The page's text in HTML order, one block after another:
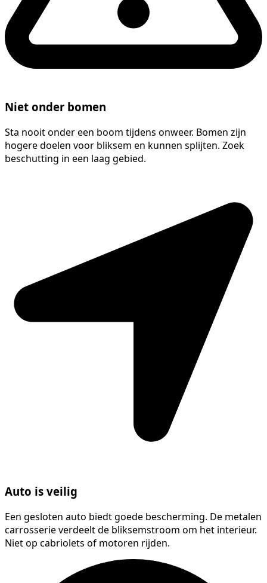
Niet onder bomen
Sta nooit onder een boom tijdens onweer. Bomen zijn
hogere doelen voor bliksem en kunnen splijten. Zoek
beschutting in een laag gebied.
Auto is veilig
Een gesloten auto biedt goede bescherming. De metalen
carrosserie verdeelt de bliksemstroom om het interieur.
Niet op cabriolets of motoren rijden.